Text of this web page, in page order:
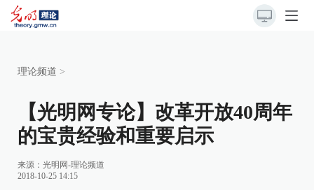
理论频道 >
【光明网专论】改革开放40周年
的宝贵经验和重要启示
来源： 光明网-理论频道
2018-10-25 14:15